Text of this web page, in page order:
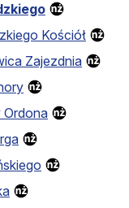
Kościół
Zajezdnia
Ordona